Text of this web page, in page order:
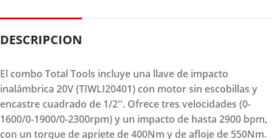
DESCRIPCION
El combo Total Tools incluye una llave de impacto
inalámbrica 20V (TIWLI20401) con motor sin escobillas y
encastre cuadrado de 1/2''. Ofrece tres velocidades (0-
1600/0-1900/0-2300rpm) y un impacto de hasta 2900 bpm,
con un torque de apriete de 400Nm y de afloje de 550Nm.